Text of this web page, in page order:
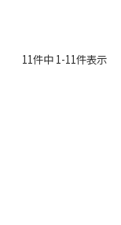
11件中 1-11件表示